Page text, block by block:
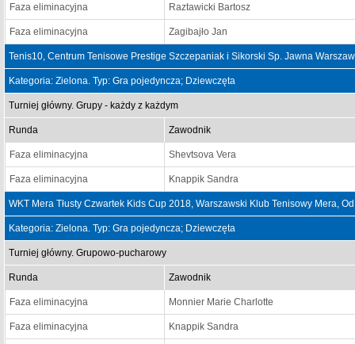
Faza eliminacyjna Raztawicki Bartosz
Faza eliminacyjna Zagibajło Jan
Tenis10, Centrum Tenisowe Prestige Szczepaniak i Sikorski Sp. Jawna
Kategoria: Zielona. Typ: Gra pojedyncza; Dziewczęta
Turniej główny. Grupy - każdy z każdym
Runda Zawodnik
Faza eliminacyjna Shevtsova Vera
Faza eliminacyjna Knappik Sandra
WKT Mera Tłusty Czwartek Kids Cup 2018, Warszawski Klub Tenisowy Mera,
Kategoria: Zielona. Typ: Gra pojedyncza; Dziewczęta
Turniej główny. Grupowo-pucharowy
Runda Zawodnik
Faza eliminacyjna Monnier Marie Charlotte
Faza eliminacyjna Knappik Sandra